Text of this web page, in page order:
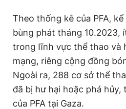
Theo thống kê của PFA,
bùng phát tháng 10.2023,
trong lĩnh vực thể thao và
mạng, riêng cộng đồng
Ngoài ra, 288 cơ sở thể
đã bị hư hại hoặc phá
của PFA tại Gaza.